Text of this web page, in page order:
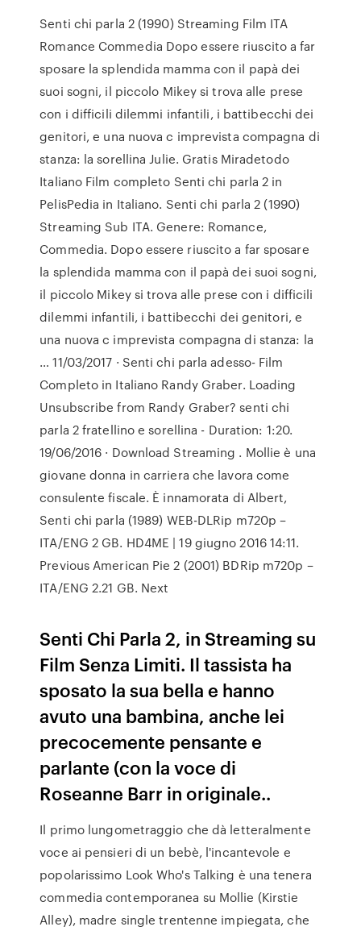
Senti chi parla 2 (1990) Streaming Film ITA
Romance Commedia Dopo essere riuscito a far
sposare la splendida mamma con il papà dei
suoi sogni, il piccolo Mikey si trova alle prese
con i difficili dilemmi infantili, i battibecchi dei
genitori, e una nuova c imprevista compagna di
stanza: la sorellina Julie. Gratis Miradetodo
Italiano Film completo Senti chi parla 2 in
PelisPedia in Italiano. Senti chi parla 2 (1990)
Streaming Sub ITA. Genere: Romance,
Commedia. Dopo essere riuscito a far sposare
la splendida mamma con il papà dei suoi sogni,
il piccolo Mikey si trova alle prese con i difficili
dilemmi infantili, i battibecchi dei genitori, e
una nuova c imprevista compagna di stanza: la
… 11/03/2017 · Senti chi parla adesso- Film
Completo in Italiano Randy Graber. Loading
Unsubscribe from Randy Graber? senti chi
parla 2 fratellino e sorellina - Duration: 1:20.
19/06/2016 · Download Streaming . Mollie è una
giovane donna in carriera che lavora come
consulente fiscale. È innamorata di Albert,
Senti chi parla (1989) WEB-DLRip m720p –
ITA/ENG 2 GB. HD4ME | 19 giugno 2016 14:11.
Previous American Pie 2 (2001) BDRip m720p –
ITA/ENG 2.21 GB. Next
Senti Chi Parla 2, in Streaming su
Film Senza Limiti. Il tassista ha
sposato la sua bella e hanno
avuto una bambina, anche lei
precocemente pensante e
parlante (con la voce di
Roseanne Barr in originale..
Il primo lungometraggio che dà letteralmente
voce ai pensieri di un bebè, l'incantevole e
popolarissimo Look Who's Talking è una tenera
commedia contemporanea su Mollie (Kirstie
Alley), madre single trentenne impiegata, che